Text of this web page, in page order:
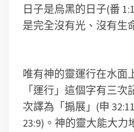
日子是烏黑的日子(番
是完全沒有光、沒有生
唯有神的靈運行在水面
「運行」這個字有三
次譯為「搧展」(申
23:9)。神的靈大能大